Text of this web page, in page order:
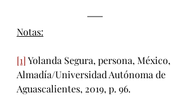
Notas:
[1] Yolanda Segura, persona, México,
Almadía/Universidad Autónoma de
Aguascalientes, 2019, p. 96.